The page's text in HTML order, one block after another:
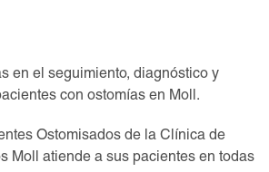
en el seguimiento, diagnóstico y
con ostomías en Moll.
Ostomisados de la Clínica de
Moll atiende a sus pacientes en todas